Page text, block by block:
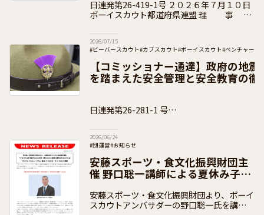
日連発第26-419-1号 ２０２６年７月１０日
ボーイスカウト都道府県連盟 理 事
2026/07/15
#ビーバースカウト#カブスカウト#ボーイスカウト#ベンチャース
#団運営
#加盟員向け
【コミッショナー通達】政府の地
を踏まえた安全管理と安全教育の徹
日連発第26-281-1 号
2026/06/24
#団運営#お知らせ
安藤スポーツ・食文化振興財団主
催 野口聡一講師による夏休み子ど
安藤スポーツ・食文化振興財団より、ボーイ
スカウトアンバサダーの野口聡一氏を講師と